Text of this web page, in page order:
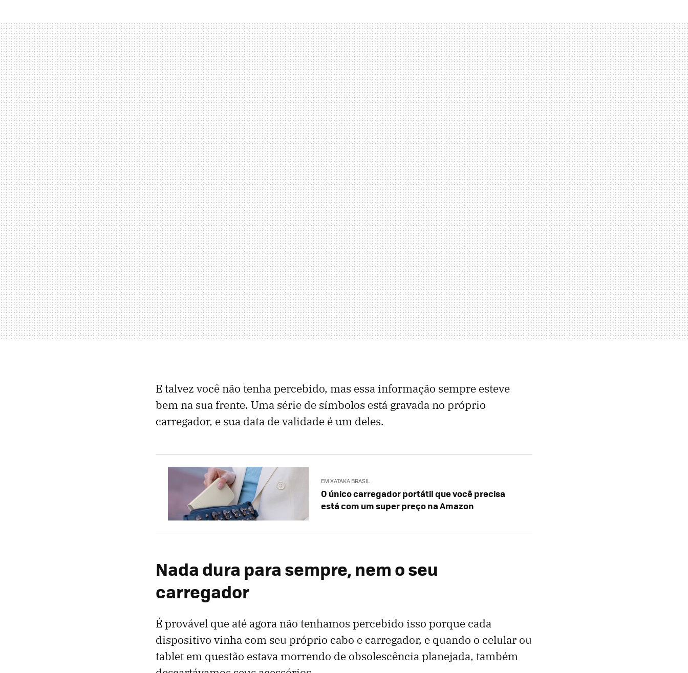
E talvez você não tenha percebido, mas essa informação sempre esteve
bem na sua frente. Uma série de símbolos está gravada no próprio
carregador, e sua data de validade é um deles.
EM XATAKA BRASIL
O único carregador portátil que você precisa
está com um super preço na Amazon
Nada dura para sempre, nem o seu
carregador
É provável que até agora não tenhamos percebido isso porque cada
dispositivo vinha com seu próprio cabo e carregador, e quando o celular ou
tablet em questão estava morrendo de obsolescência planejada, também